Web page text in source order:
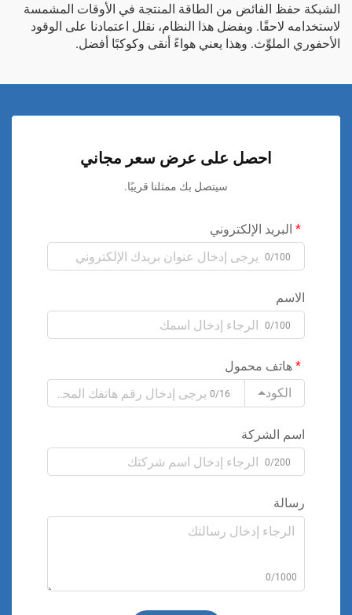
الشبكة حفظ الفائض من الطاقة المنتجة في الأوقات المشمسة
لاستخدامه لاحقًا. وبفضل هذا النظام، نقلل اعتمادنا على الوقود
الأحفوري الملوِّث. وهذا يعني هواءً أنقى وكوكبًا أفضل.
احصل على عرض سعر مجاني
سيتصل بك ممثلنا قريبًا.
البريد الإلكتروني
0/100
الاسم
0/100
هاتف محمول
الكود
0/16
اسم الشركة
0/200
رسالة
0/1000